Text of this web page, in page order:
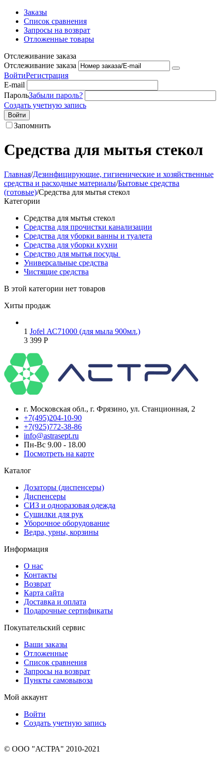
Заказы
Список сравнения
Запросы на возврат
Отложенные товары
Отслеживание заказа
Отслеживание заказа
ВойтиРегистрация
E-mail
ПарольЗабыли пароль?
Создать учетную запись
Войти
Запомнить
Средства для мытья стекол
Главная/Дезинфицирующие, гигиенические и хозяйственные
средства и расходные материалы/Бытовые средства
(готовые)/Средства для мытья стекол
Категории
Средства для мытья стекол
Средства для прочистки канализации
Средства для уборки ванны и туалета
Средства для уборки кухни
Средство для мытья посуды
Универсальные средства
Чистящие средства
В этой категории нет товаров
Хиты продаж
1 Jofel АС71000 (для мыла 900мл.)
3 399 Р
г. Московская обл., г. Фрязино, ул. Станционная, 2
+7(495)204-10-90
+7(925)772-38-86
info@astrasept.ru
Пн-Вс 9.00 - 18.00
Посмотреть на карте
Каталог
Дозаторы (диспенсеры)
Диспенсеры
СИЗ и одноразовая одежда
Сушилки для рук
Уборочное оборудование
Ведра, урны, корзины
Информация
О нас
Контакты
Возврат
Карта сайта
Доставка и оплата
Подарочные сертификаты
Покупательский сервис
Ваши заказы
Отложенные
Список сравнения
Запросы на возврат
Пункты самовывоза
Мой аккаунт
Войти
Создать учетную запись
© ООО "АСТРА" 2010-2021